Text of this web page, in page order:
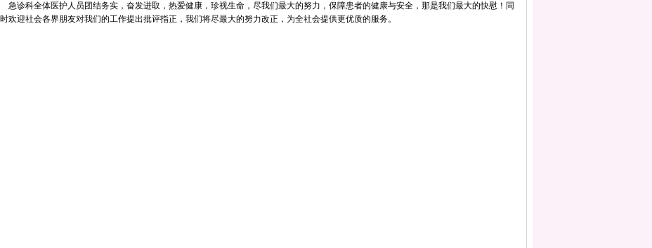
急诊科全体医护人员团结务实，奋发进取，热爱健康，珍视生命，尽我们最大的努力，保障患者的健康与安全，那是我们最大的快慰！同
时欢迎社会各界朋友对我们的工作提出批评指正，我们将尽最大的努力改正，为全社会提供更优质的服务。